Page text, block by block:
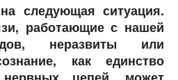
следующая ситуация.
работающие с нашей
неразвиты или
как единство